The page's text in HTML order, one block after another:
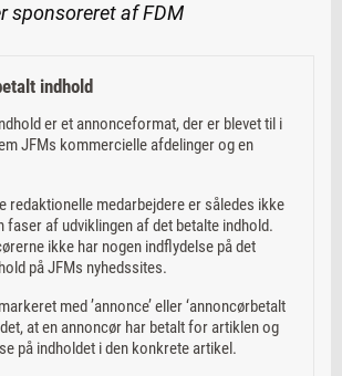
sponsoreret af FDM
indhold
er et annonceformat, der er blevet til i
JFMs kommercielle afdelinger og en
redaktionelle medarbejdere er således ikke
faser af udviklingen af det betalte indhold.
ikke har nogen indflydelse på det
på JFMs nyhedssites.
med ’annonce’ eller ‘annoncørbetalt
det, at en annoncør har betalt for artiklen og
på indholdet i den konkrete artikel.